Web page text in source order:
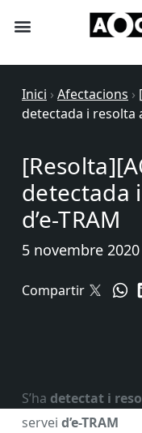
Inici › Afectacions ›
detectada i resolta
detectada
d’e-TRAM
5 novembre 2020
Compartir
S’ha detectat i
servei d’e-TRAM